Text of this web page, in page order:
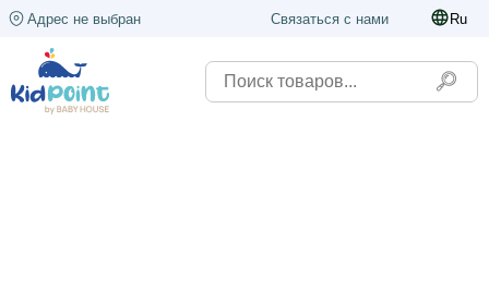
Адрес не выбран Связаться с нами Ru